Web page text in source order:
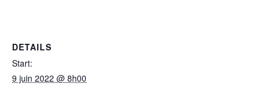
DETAILS
Start:
9 juin 2022 @ 8h00